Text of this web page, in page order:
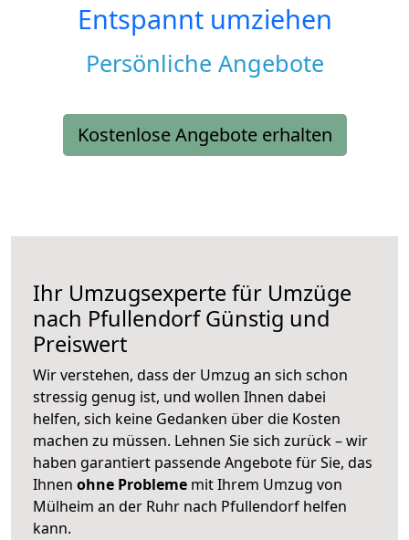
Entspannt umziehen
Persönliche Angebote
Kostenlose Angebote erhalten
Ihr Umzugsexperte für Umzüge
nach PfullendorfGünstig und
Preiswert
Wir verstehen, dass der Umzug an sich schon
stressig genug ist, und wollen Ihnen dabei
helfen, sich keine Gedanken über die Kosten
machen zu müssen. Lehnen Sie sich zurück – wir
haben garantiert passende Angebote für Sie, das
Ihnen ohne Probleme mit Ihrem Umzug von
Mülheim an der Ruhr nach Pfullendorf helfen
kann.